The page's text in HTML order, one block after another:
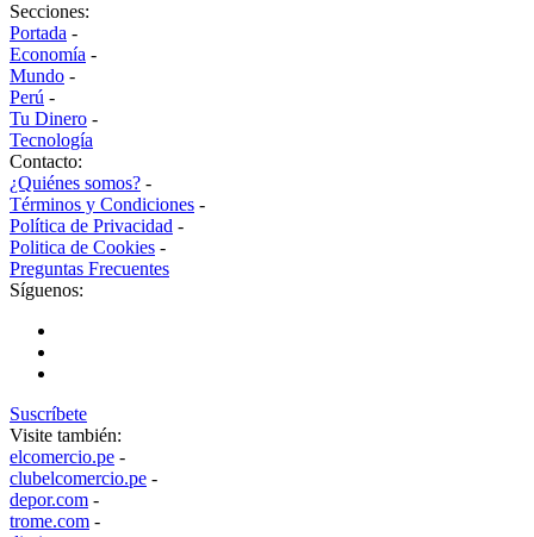
Secciones:
Portada -
Economía -
Mundo -
Perú -
Tu Dinero -
Tecnología
Contacto:
¿Quiénes somos? -
Términos y Condiciones -
Política de Privacidad -
Politica de Cookies -
Preguntas Frecuentes
Síguenos:
Suscríbete
Visite también:
elcomercio.pe -
clubelcomercio.pe -
depor.com -
trome.com -